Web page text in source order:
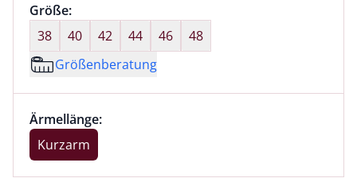
Größenauswahl:
Größe:nichts ausgewählt
38
40 42 44 46
48
Größenberatung
Größenauswahl:
Ärmellänge:
Ärmellänge Kurzarm ausgewählt
Kurzarm